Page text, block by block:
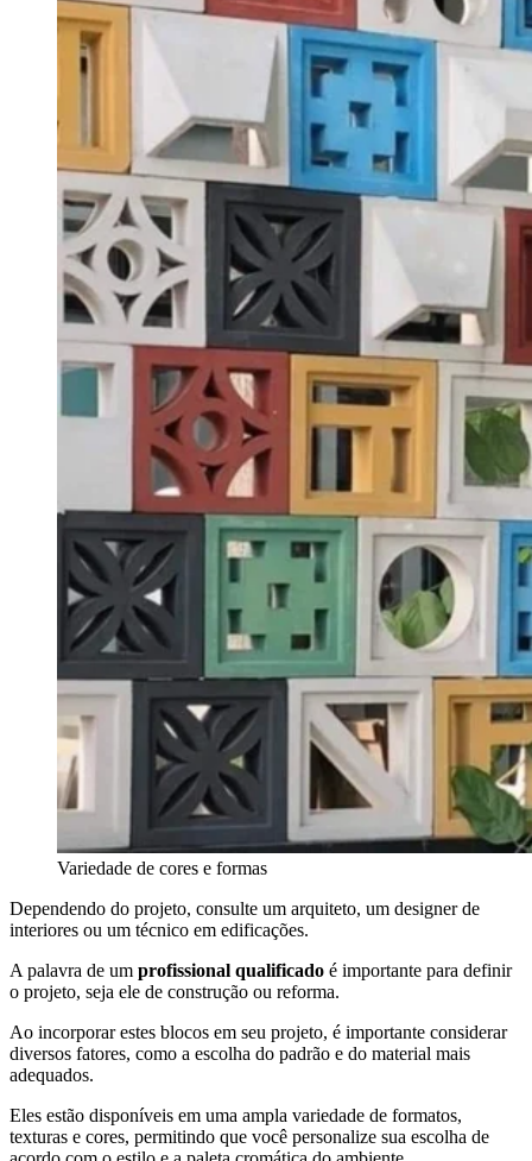
Variedade de cores e formas
Dependendo do projeto, consulte um arquiteto, um designer de
interiores ou um técnico em edificações.
A palavra de um profissional qualificado é importante para definir
o projeto, seja ele de construção ou reforma.
Ao incorporar estes blocos em seu projeto, é importante considerar
diversos fatores, como a escolha do padrão e do material mais
adequados.
Eles estão disponíveis em uma ampla variedade de formatos,
texturas e cores, permitindo que você personalize sua escolha de